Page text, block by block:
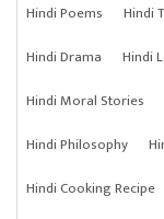
Hindi Poems
Hindi
Hindi Drama
Hindi
Hindi Moral Stories
Hindi Philosophy
Hindi Cooking Recipe